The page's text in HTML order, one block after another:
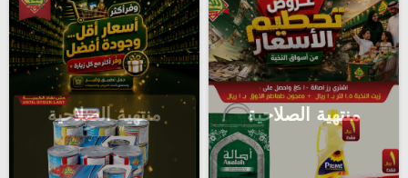
منتهية الصلاحية منتهية الصلاحية